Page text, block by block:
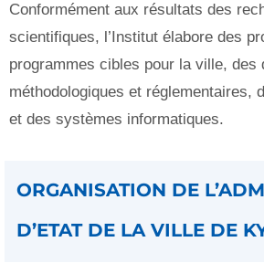
Conformément aux résultats des
scientifiques, l’Institut élabore des
programmes cibles pour la ville, des
méthodologiques et réglementaires,
et des systèmes informatiques.
ORGANISATION DE
D’ETAT DE LA VILLE DE